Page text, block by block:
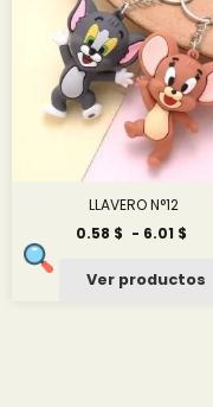
LLAVERO N°12
0.58 $ - 6.01 $
Ver productos